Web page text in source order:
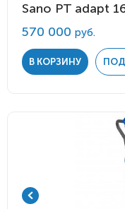
Sano PT adapt
570 000 руб.
В КОРЗИНУ